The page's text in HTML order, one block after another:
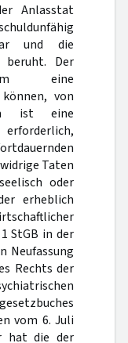
Anlasstat
und die
beruht. Der
eine
von
ist eine
erforderlich,
Taten
oder
erheblich
StGB in der
Neufassung
Rechts der
vom 6. Juli
hat die der